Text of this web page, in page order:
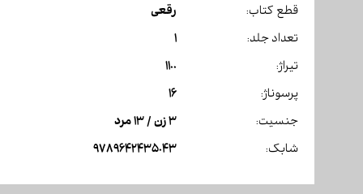
قطع کتاب: رقعی
تعداد جلد: 1
تیراژ: 1100
پرسوناژ: 16
جنسیت: 3 زن / 13 مرد
شابک: 9789642435043